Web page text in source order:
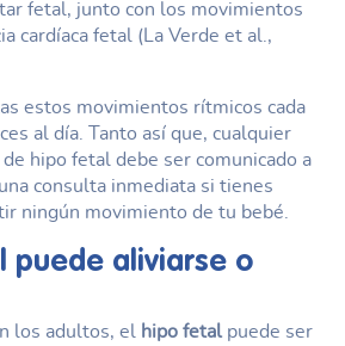
fetal, junto con los movimientos
cardíaca fetal (La Verde et al.,
estos movimientos rítmicos cada
al día. Tanto así que, cualquier
hipo fetal debe ser comunicado a
consulta inmediata si tienes
ningún movimiento de tu bebé.
puede aliviarse o
los adultos, el hipo fetal puede ser